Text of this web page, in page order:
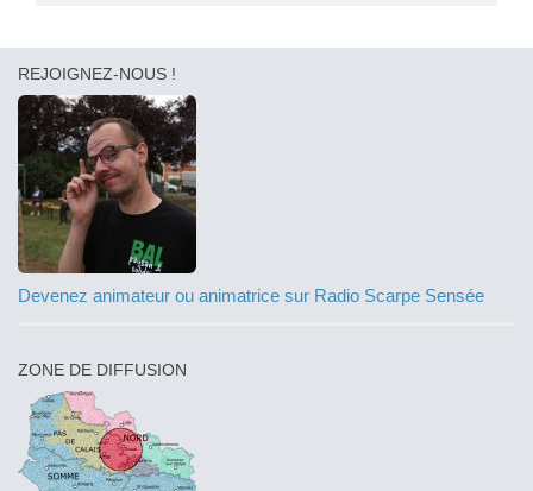
REJOIGNEZ-NOUS !
Devenez animateur ou animatrice sur Radio Scarpe Sensée
ZONE DE DIFFUSION